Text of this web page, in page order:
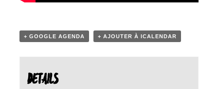
+ GOOGLE AGENDA + AJOUTER À ICALENDAR
DETAILS